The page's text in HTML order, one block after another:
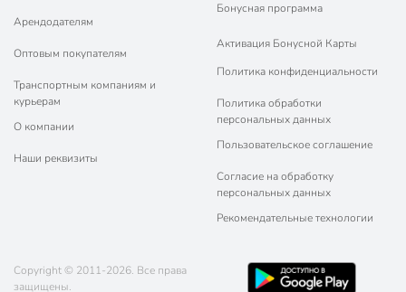
Арендодателям
Оптовым покупателям
Транспортным компаниям и
курьерам
О компании
Наши реквизиты
Бонусная программа
Активация Бонусной Карты
Политика конфиденциальности
Политика обработки
персональных данных
Пользовательское соглашение
Согласие на обработку
персональных данных
Рекомендательные технологии
Copyright © 2011-2026. Все права
защищены.